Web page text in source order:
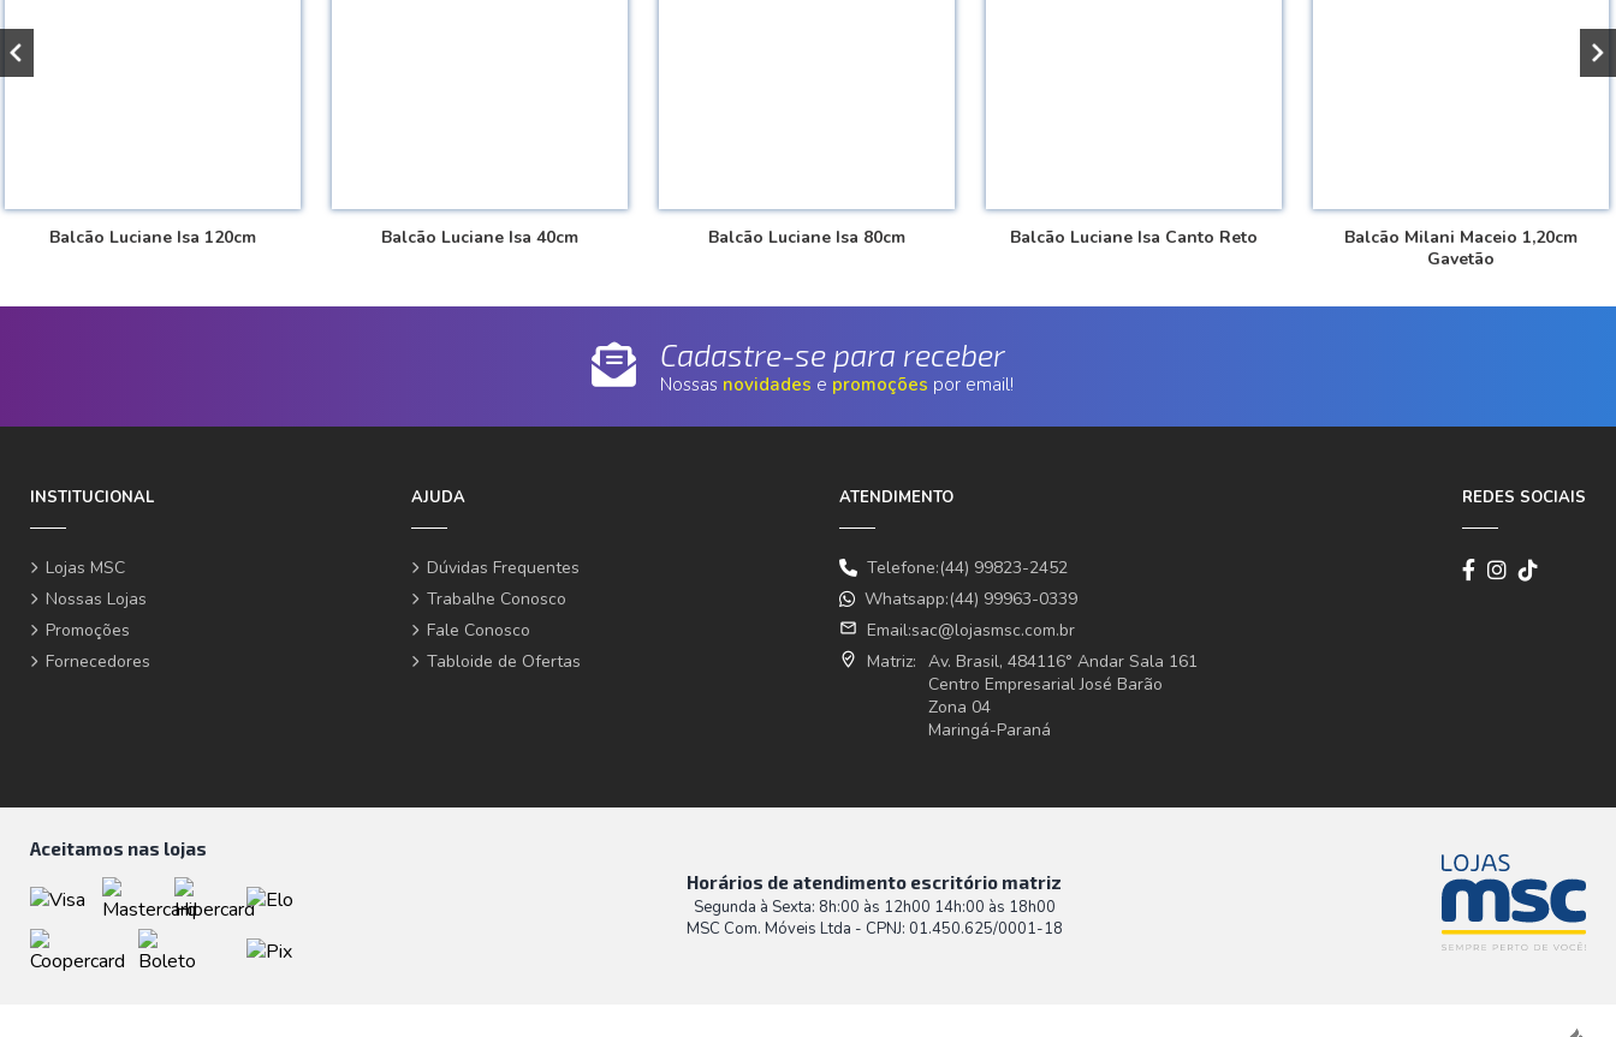
Balcão Luciane Isa 120cm Balcão Luciane Isa 40cm Balcão Luciane Isa 80cm Balcão Luciane Isa Canto Reto
Balcão Milani Maceio 1,20cm
Gavetão
Cadastre-se para receber
Nossas novidades e promoções por email!
INSTITUCIONAL
Lojas MSC
Nossas Lojas
Promoções
Fornecedores
AJUDA
Dúvidas Frequentes
Trabalhe Conosco
Fale Conosco
Tabloide de Ofertas
ATENDIMENTO
Telefone:(44) 99823-2452
Whatsapp:(44) 99963-0339
email Email:sac@lojasmsc.com.br
where_to_vote Matriz: Av. Brasil, 484116° Andar Sala 161
Centro Empresarial José Barão
Zona 04
Maringá-Paraná
REDES SOCIAIS
Aceitamos nas lojas
Horários de atendimento escritório matriz
Segunda à Sexta: 8h:00 às 12h00 14h:00 às 18h00
MSC Com. Móveis Ltda - CPNJ: 01.450.625/0001-18